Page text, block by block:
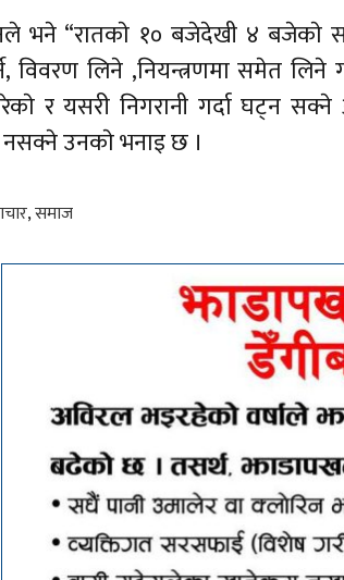
भने “रातकाे १० बजेदेखी ४ बजेकाे
विवरण लिने ,नियन्त्रणमा समेत
र यसरी निगरानी गर्दा घट्न
उनकाे भनाइ छ ।
,समाज